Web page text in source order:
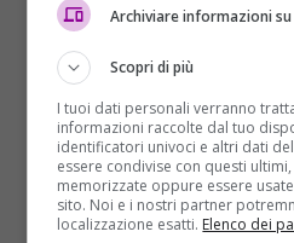
Giuseppe Guerrera e
Giornata del Sollievo
Redazione 29/05/2016
Il Policlinico Gemelli di
Edizione della Giornata del
Fondazione...
Read More
Archiviare informazioni
Scopri di più
I tuoi dati personali verranno
informazioni raccolte dal tuo
identificatori univoci e altri dati
essere condivise con questi
memorizzate oppure essere
sito. Noi e i nostri partner
localizzazione esatti. Elenco dei